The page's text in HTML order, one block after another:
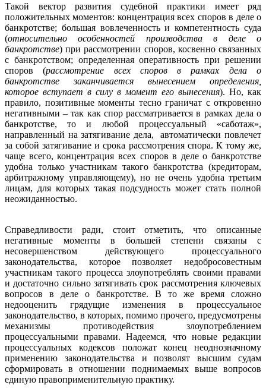
Такой вектор развития судебной практики имеет ряд
положительных моментов: концентрация всех споров в деле о
банкротстве; большая вовлеченность и компетентность суда
(относительно особенностей производства в деле о
банкротстве) при рассмотрении споров, косвенно связанных
с банкротством; определенная оперативность при решении
споров (рассмотрение всех споров в рамках дела о
банкротстве заканчивается вынесением определения,
которое вступает в силу в момент его вынесения). Но, как
правило, позитивные моменты тесно граничат с откровенно
негативными – так как спор рассматривается в рамках дела о
банкротстве, то и любой процессуальный «саботаж»,
направленный на затягивание дела, автоматически повлечет
за собой затягивание и срока рассмотрения спора. К тому же,
чаще всего, концентрация всех споров в деле о банкротстве
удобна только участникам такого банкротства (кредиторам,
арбитражному управляющему), но не очень удобна третьим
лицам, для которых такая подсудность может стать полной
неожиданностью.
Справедливости ради, стоит отметить, что описанные
негативные моменты в большей степени связаны с
несовершенством действующего процессуального
законодательства, которое позволяет недобросовестным
участникам такого процесса злоупотреблять своими правами
и достаточно сильно затягивать срок рассмотрения ключевых
вопросов в деле о банкротстве. В то же время сложно
недооценить грядущие изменения в процессуальное
законодательство, в которых, помимо прочего, предусмотрены
механизмы противодействия злоупотреблением
процессуальными правами. Надеемся, что новые редакции
процессуальных кодексов положат конец неоднозначному
применению законодательства и позволят высшим судам
сформировать в отношении поднимаемых выше вопросов
единую правоприменительную практику.